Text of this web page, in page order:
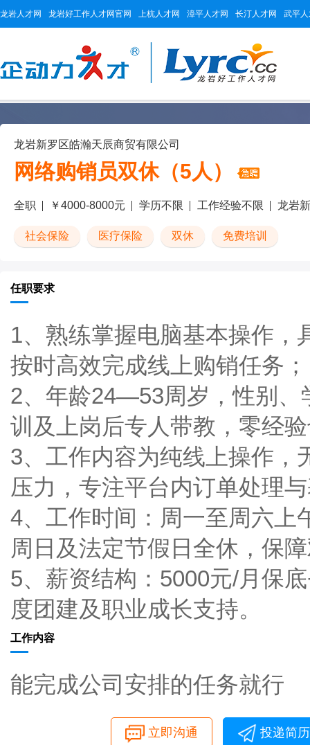
龙岩人才网 龙岩好工作人才网官网 上杭人才网 漳平人才网 长汀人才网 武平
龙岩新罗区皓瀚天辰商贸有限公司
网络购销员双休（5人）
全职 ￥4000-8000元 学历不限 工作经验不限 龙岩
社会保险 医疗保险 双休 免费培训
任职要求
1、熟练掌握电脑基本操作，
按时高效完成线上购销任务
2、年龄24—53周岁，性别、
训及上岗后专人带教，零经
3、工作内容为纯线上操作，
压力，专注平台内订单处理
4、工作时间：周一至周六上
周日及法定节假日全休，保
5、薪资结构：5000元/月保
度团建及职业成长支持。
工作内容
能完成公司安排的任务就行
立即沟通 投递简历